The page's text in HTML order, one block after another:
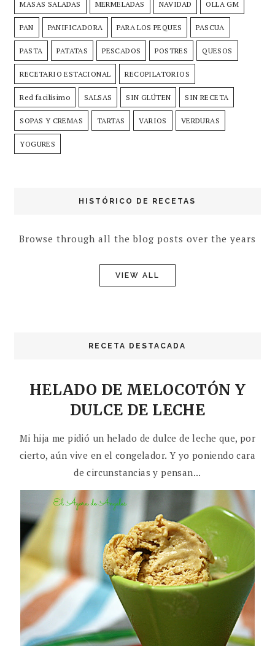
MASAS SALADAS MERMELADAS NAVIDAD OLLA GM
PAN PANIFICADORA PARA LOS PEQUES PASCUA
PASTA PATATAS PESCADOS POSTRES QUESOS
RECETARIO ESTACIONAL RECOPILATORIOS
Red facilísimo SALSAS SIN GLÚTEN SIN RECETA
SOPAS Y CREMAS TARTAS VARIOS VERDURAS
YOGURES
HISTÓRICO DE RECETAS
Browse through all the blog posts over the years
VIEW ALL
RECETA DESTACADA
HELADO DE MELOCOTÓN Y
DULCE DE LECHE
Mi hija me pidió un helado de dulce de leche que, por
cierto, aún vive en el congelador. Y yo poniendo cara
de circunstancias y pensan...